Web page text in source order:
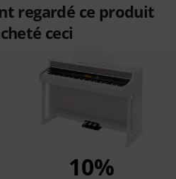
regardé ce produit
ceci
10%